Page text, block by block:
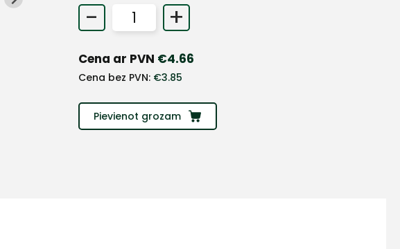
- +
Cena ar PVN €4.66
Cena bez PVN: €3.85
Pievienot grozam